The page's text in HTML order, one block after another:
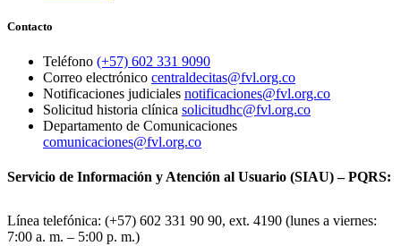
Contacto
Teléfono (+57) 602 331 9090
Correo electrónico centraldecitas@fvl.org.co
Notificaciones judiciales notificaciones@fvl.org.co
Solicitud historia clínica solicitudhc@fvl.org.co
Departamento de Comunicaciones
comunicaciones@fvl.org.co
Servicio de Información y Atención al Usuario (SIAU) – PQRS:
Línea telefónica: (+57) 602 331 90 90, ext. 4190 (lunes a viernes:
7:00 a. m. – 5:00 p. m.)